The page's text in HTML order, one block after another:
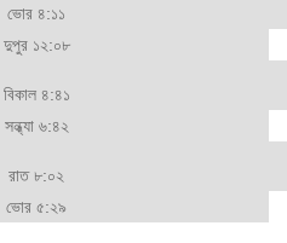
ভোর ৪:১১
দুপুর ১২:০৮
বিকাল ৪:৪১
সন্ধ্যা ৬:৪২
রাত ৮:০২
ভোর ৫:২৯